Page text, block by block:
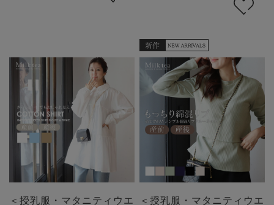
＜授乳服・マタニティウエ ＜授乳服・マタニティウエ